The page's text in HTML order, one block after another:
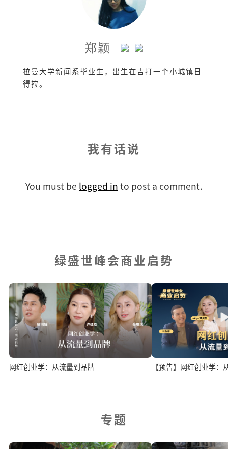
郑颖
拉曼大学新闻系毕业生，出生在吉打一个小城镇日
得拉。
我有话说
You must be logged in to post a comment.
绿盛世峰会商业启势
网红创业学：从流量到品牌 【预告】网红创业学：
专题